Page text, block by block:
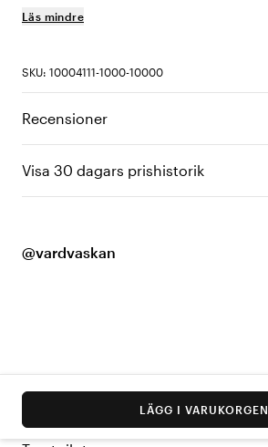
Läs mindre
SKU: 10004111-1000-10000
Recensioner
Visa 30 dagars prishistorik
@vardvaskan
LÄGG I VARUKORGEN